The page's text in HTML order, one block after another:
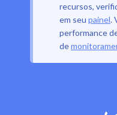
recursos,
em seu painel.
performance
de